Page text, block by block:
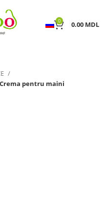
0 0.00 MDL
Crema pentru maini